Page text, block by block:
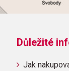
Důležité
Jak